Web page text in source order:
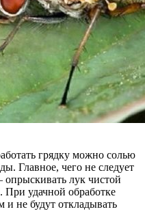
грядку можно солью
Главное, чего не следует
лук чистой
При удачной обработке
и не будут откладывать